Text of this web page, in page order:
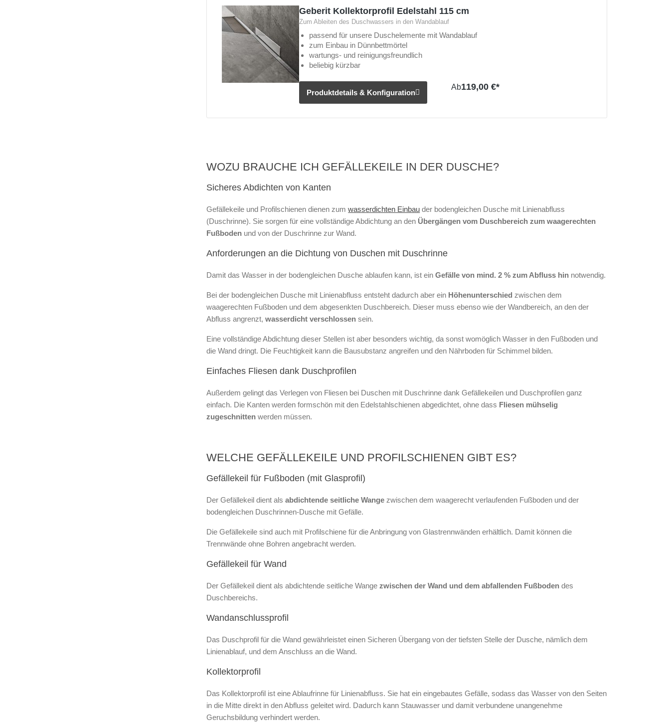
Geberit Kollektorprofil Edelstahl 115 cm
Zum Ableiten des Duschwassers in den Wandablauf
passend für unsere Duschelemente mit Wandablauf
zum Einbau in Dünnbettmörtel
wartungs- und reinigungsfreundlich
beliebig kürzbar
Produktdetails & Konfiguration
Ab119,00 €*
WOZU BRAUCHE ICH GEFÄLLEKEILE IN DER DUSCHE?
Sicheres Abdichten von Kanten
Gefällekeile und Profilschienen dienen zumwasserdichten Einbau der bodengleichen Dusche mit Linienabfluss
(Duschrinne). Sie sorgen für eine vollständige Abdichtung an den Übergängen vom Duschbereich zum waagerechten
Fußboden und von der Duschrinne zur Wand.
Anforderungen an die Dichtung von Duschen mit Duschrinne
Damit das Wasser in der bodengleichen Dusche ablaufen kann, ist einGefälle von mind. 2 % zum Abfluss hin notwendig.
Bei der bodengleichen Dusche mit Linienabfluss entsteht dadurch aber ein Höhenunterschied zwischen dem
waagerechten Fußboden und dem abgesenkten Duschbereich. Dieser muss ebenso wie der Wandbereich, an den der
Abfluss angrenzt,wasserdicht verschlossen sein.
Eine vollständige Abdichtung dieser Stellen ist aber besonders wichtig, da sonst womöglich Wasser in den Fußboden und
die Wand dringt. Die Feuchtigkeit kann die Bausubstanz angreifen und den Nährboden für Schimmel bilden.
Einfaches Fliesen dank Duschprofilen
Außerdem gelingt das Verlegen von Fliesen bei Duschen mit Duschrinne dank Gefällekeilen und Duschprofilen ganz
einfach. Die Kanten werden formschön mit den Edelstahlschienen abgedichtet, ohne dass Fliesen mühselig
zugeschnitten werden müssen.
WELCHE GEFÄLLEKEILE UND PROFILSCHIENEN GIBT ES?
Gefällekeil für Fußboden (mit Glasprofil)
Der Gefällekeil dient alsabdichtende seitliche Wange zwischen dem waagerecht verlaufenden Fußboden und der
bodengleichen Duschrinnen-Dusche mit Gefälle.
Die Gefällekeile sind auch mit Profilschiene für die Anbringung von Glastrennwänden erhältlich. Damit können die
Trennwände ohne Bohren angebracht werden.
Gefällekeil für Wand
Der Gefällekeil dient als abdichtende seitliche Wangezwischen der Wand und dem abfallenden Fußboden des
Duschbereichs.
Wandanschlussprofil
Das Duschprofil für die Wand gewährleistet einen Sicheren Übergang von der tiefsten Stelle der Dusche, nämlich dem
Linienablauf, und dem Anschluss an die Wand.
Kollektorprofil
Das Kollektorprofil ist eine Ablaufrinne für Linienabfluss. Sie hat ein eingebautes Gefälle, sodass das Wasser von den Seiten
in die Mitte direkt in den Abfluss geleitet wird. Dadurch kann Stauwasser und damit verbundene unangenehme
Geruchsbildung verhindert werden.